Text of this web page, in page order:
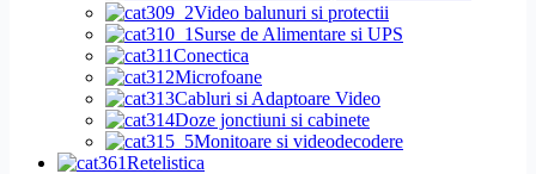
Video balunuri si protectii
Surse de Alimentare si UPS
Conectica
Microfoane
Cabluri si Adaptoare Video
Doze jonctiuni si cabinete
Monitoare si videodecodere
Retelistica